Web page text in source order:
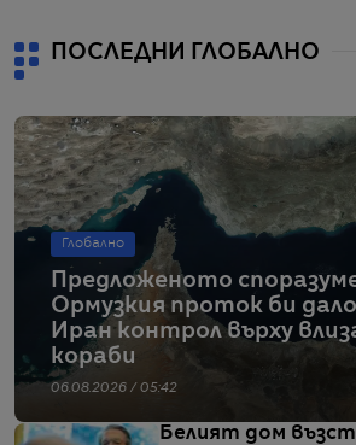
ПОСЛЕДНИ ГЛОБАЛНО
Глобално
Предложеното
Ормузкия проток би
Иран контрол върху
кораби
06.08.2026 / 05:42
Белият дом